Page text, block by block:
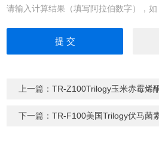
请输入计算结果（填写阿拉伯数字），
上一篇：TR-Z100Trilogy玉米赤霉烯
下一篇：TR-F100美国Trilogy伏马菌